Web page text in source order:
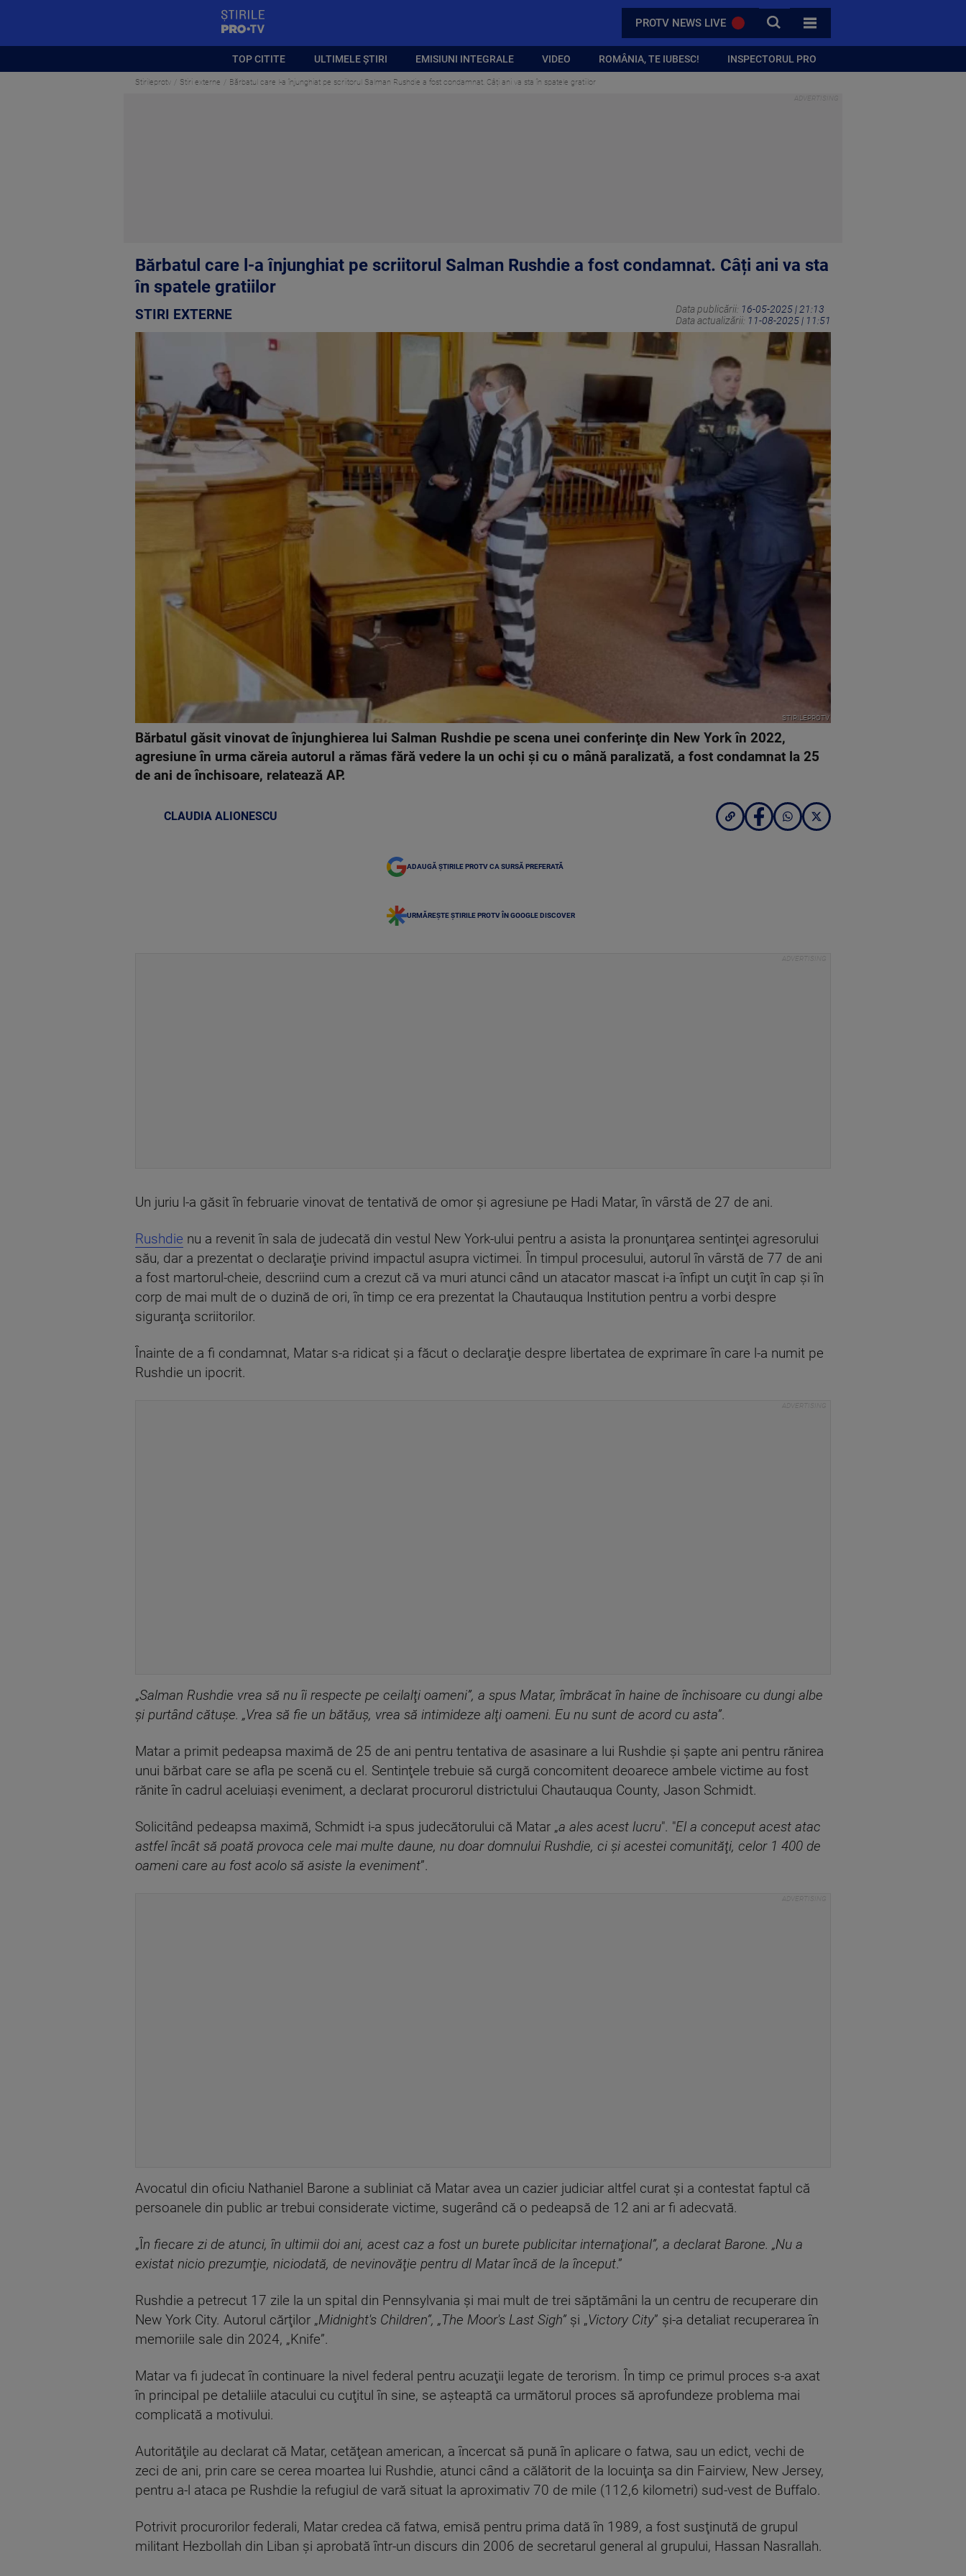
PROTV NEWS LIVE CAUTA
TOATE CATEGORIILE
TOP CITITE ULTIMELE ȘTIRI EMISIUNI INTEGRALE VIDEO ROMÂNIA, TE IUBESC! INSPECTORUL PRO
Stirileprotv Stiri externe Bărbatul care l-a înjunghiat pe scriitorul Salman Rushdie a fost condamnat. Câți ani va sta în spatele gratiilor
Bărbatul care l-a înjunghiat pe scriitorul Salman Rushdie a fost condamnat. Câți ani va sta
în spatele gratiilor
STIRI EXTERNE Data publicării: 16-05-2025 | 21:13
Data actualizării: 11-08-2025 | 11:51
STIRILEPROTV
Bărbatul găsit vinovat de înjunghierea lui Salman Rushdie pe scena unei conferinţe din New York în 2022,
agresiune în urma căreia autorul a rămas fără vedere la un ochi şi cu o mână paralizată, a fost condamnat la 25
de ani de închisoare, relatează AP.
CLAUDIA ALIONESCU
ADAUGĂ ȘTIRILE PROTV CA SURSĂ PREFERATĂ
URMĂREȘTE ȘTIRILE PROTV ÎN GOOGLE DISCOVER
Un juriu l-a găsit în februarie vinovat de tentativă de omor şi agresiune pe Hadi Matar, în vârstă de 27 de ani.
Rushdie nu a revenit în sala de judecată din vestul New York-ului pentru a asista la pronunţarea sentinţei agresorului
său, dar a prezentat o declaraţie privind impactul asupra victimei. În timpul procesului, autorul în vârstă de 77 de ani
a fost martorul-cheie, descriind cum a crezut că va muri atunci când un atacator mascat i-a înfipt un cuţit în cap şi în
corp de mai mult de o duzină de ori, în timp ce era prezentat la Chautauqua Institution pentru a vorbi despre
siguranţa scriitorilor.
Înainte de a fi condamnat, Matar s-a ridicat şi a făcut o declaraţie despre libertatea de exprimare în care l-a numit pe
Rushdie un ipocrit.
„Salman Rushdie vrea să nu îi respecte pe ceilalţi oameni”, a spus Matar, îmbrăcat în haine de închisoare cu dungi albe
şi purtând cătuşe. „Vrea să fie un bătăuş, vrea să intimideze alţi oameni. Eu nu sunt de acord cu asta”.
Matar a primit pedeapsa maximă de 25 de ani pentru tentativa de asasinare a lui Rushdie şi şapte ani pentru rănirea
unui bărbat care se afla pe scenă cu el. Sentinţele trebuie să curgă concomitent deoarece ambele victime au fost
rănite în cadrul aceluiaşi eveniment, a declarat procurorul districtului Chautauqua County, Jason Schmidt.
Solicitând pedeapsa maximă, Schmidt i-a spus judecătorului că Matar „a ales acest lucru". "El a conceput acest atac
astfel încât să poată provoca cele mai multe daune, nu doar domnului Rushdie, ci şi acestei comunităţi, celor 1 400 de
oameni care au fost acolo să asiste la eveniment”.
Avocatul din oficiu Nathaniel Barone a subliniat că Matar avea un cazier judiciar altfel curat şi a contestat faptul că
persoanele din public ar trebui considerate victime, sugerând că o pedeapsă de 12 ani ar fi adecvată.
„Î n fiecare zi de atunci, în ultimii doi ani, acest caz a fost un burete publicitar internaţional”, a declarat Barone. „Nu a
existat nicio prezumţie, niciodată, de nevinovăţie pentru dl Matar încă de la început.”
Rushdie a petrecut 17 zile la un spital din Pennsylvania şi mai mult de trei săptămâni la un centru de recuperare din
New York City. Autorul cărţilor „Midnight's Children”, „The Moor's Last Sigh” şi „Victory City” şi-a detaliat recuperarea în
memoriile sale din 2024, „Knife”.
Matar va fi judecat în continuare la nivel federal pentru acuzaţii legate de terorism. În timp ce primul proces s-a axat
în principal pe detaliile atacului cu cuţitul în sine, se aşteaptă ca următorul proces să aprofundeze problema mai
complicată a motivului.
Autorităţile au declarat că Matar, cetăţean american, a încercat să pună în aplicare o fatwa, sau un edict, vechi de
zeci de ani, prin care se cerea moartea lui Rushdie, atunci când a călătorit de la locuinţa sa din Fairview, New Jersey,
pentru a-l ataca pe Rushdie la refugiul de vară situat la aproximativ 70 de mile (112,6 kilometri) sud-vest de Buffalo.
Potrivit procurorilor federali, Matar credea că fatwa, emisă pentru prima dată în 1989, a fost susţinută de grupul
militant Hezbollah din Liban şi aprobată într-un discurs din 2006 de secretarul general al grupului, Hassan Nasrallah.